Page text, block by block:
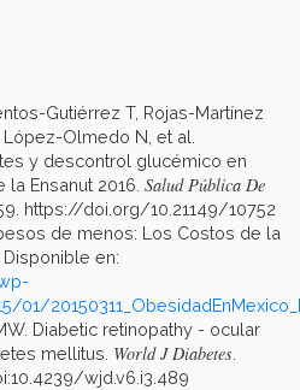
Gutiérrez T, Rojas-Martínez
López-Olmedo N, et al.
y descontrol glucémico en
Ensanut 2016. Salud Pública De
59. https://doi.org/10.21149/10752
de menos: Los Costos de la
en:
01/
Diabetic retinopathy - ocular
mellitus. World J Diabetes
wjd.v6.i3.489